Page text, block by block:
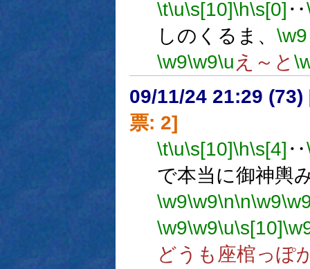
\t\u\s[10]\h\s[0] ‥
しのくるま、 \w9
\w9\w9\u え～と
09/11/24 21:29 (73)
票: 2]
\t\u\s[10]\h\s[4] ‥
で本当に御神輿
\w9\w9\n\n\w9
\w9\w9\u\s[10]
どうも座棺っぽ